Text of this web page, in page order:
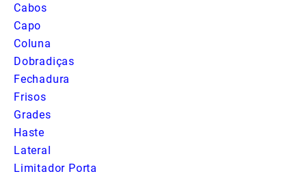
Cabos
Capo
Coluna
Dobradiças
Fechadura
Frisos
Grades
Haste
Lateral
Limitador Porta